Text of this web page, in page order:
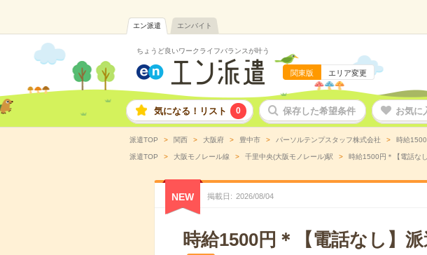
エン派遣 エンバイト
ちょうど良いワークライフバランスが叶う
関東版 エリア変更
気になる！リスト 0 保存した希望条件 お気に
派遣TOP 関西 大阪府 豊中市 パーソルテンプスタッフ株式会社 時給
派遣TOP 大阪モノレール線 千里中央(大阪モノレール)駅 時給1500円＊【電話な
NEW 掲載日 2026/08/04
時給1500円＊【電話なし】